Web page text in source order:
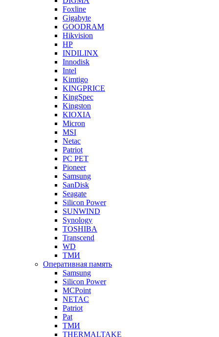
Foxline
Gigabyte
GOODRAM
Hikvision
HP
INDILINX
Innodisk
Intel
Kimtigo
KINGPRICE
KingSpec
Kingston
KIOXIA
Micron
MSI
Netac
Patriot
PC PET
Pioneer
Samsung
SanDisk
Seagate
Silicon Power
SUNWIND
Synology
TOSHIBA
Transcend
WD
ТМИ
Оперативная память
Samsung
Silicon Power
MCPoint
NETAC
Patriot
Pat
ТМИ
THERMALTAKE